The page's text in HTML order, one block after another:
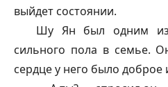
выйдет состоянии.
Шу Ян был одним из
сильного пола в семье.
сердце у него было доброе